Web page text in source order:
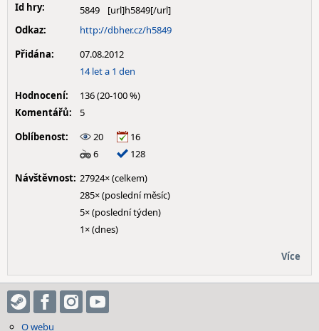
Id hry:
5849
Odkaz:
http://dbher.cz/h5849
Přidána:
07.08.2012
14 let a 1 den
Hodnocení:
136 (20-100 %)
Komentářů:
5
Oblíbenost:
20
16
6
128
Návštěvnost: 27924× (celkem)
285× (poslední měsíc)
5× (poslední týden)
1× (dnes)
Více
O webu